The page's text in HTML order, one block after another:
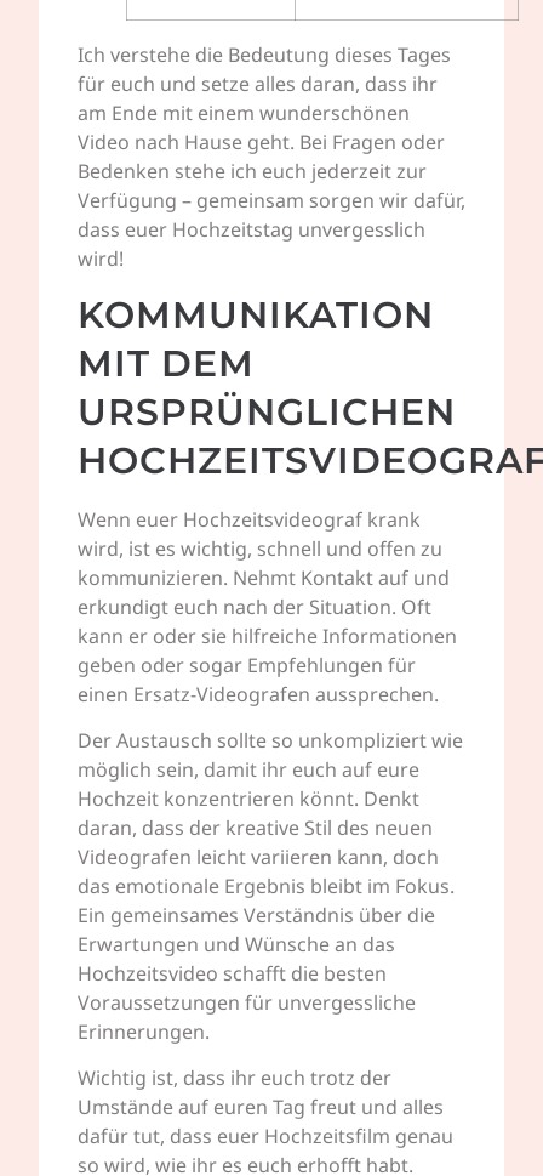
Ich verstehe die Bedeutung dieses Tages
für euch und setze alles daran, dass ihr
am Ende mit einem wunderschönen
Video nach Hause geht. Bei Fragen oder
Bedenken stehe ich euch jederzeit zur
Verfügung – gemeinsam sorgen wir dafür,
dass euer Hochzeitstag unvergesslich
wird!
KOMMUNIKATION
MIT DEM
URSPRÜNGLICHEN
Wenn euer Hochzeitsvideograf krank
wird, ist es wichtig, schnell und offen zu
kommunizieren. Nehmt Kontakt auf und
erkundigt euch nach der Situation. Oft
kann er oder sie hilfreiche Informationen
geben oder sogar Empfehlungen für
einen Ersatz-Videografen aussprechen.
Der Austausch sollte so unkompliziert wie
möglich sein, damit ihr euch auf eure
Hochzeit konzentrieren könnt. Denkt
daran, dass der kreative Stil des neuen
Videografen leicht variieren kann, doch
das emotionale Ergebnis bleibt im Fokus.
Ein gemeinsames Verständnis über die
Erwartungen und Wünsche an das
Hochzeitsvideo schafft die besten
Voraussetzungen für unvergessliche
Erinnerungen.
Wichtig ist, dass ihr euch trotz der
Umstände auf euren Tag freut und alles
dafür tut, dass euer Hochzeitsfilm genau
so wird, wie ihr es euch erhofft habt.